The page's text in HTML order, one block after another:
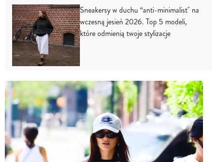
Sneakersy w duchu “anti-minimalist" na
wczesną jesień 2026. Top 5 modeli,
które odmienią twoje stylizacje